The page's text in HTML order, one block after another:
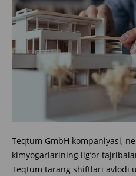
Teqtum GmbH kompaniyasi,
kimyogarlarining ilg’or
Teqtum tarang shiftlari avlodi